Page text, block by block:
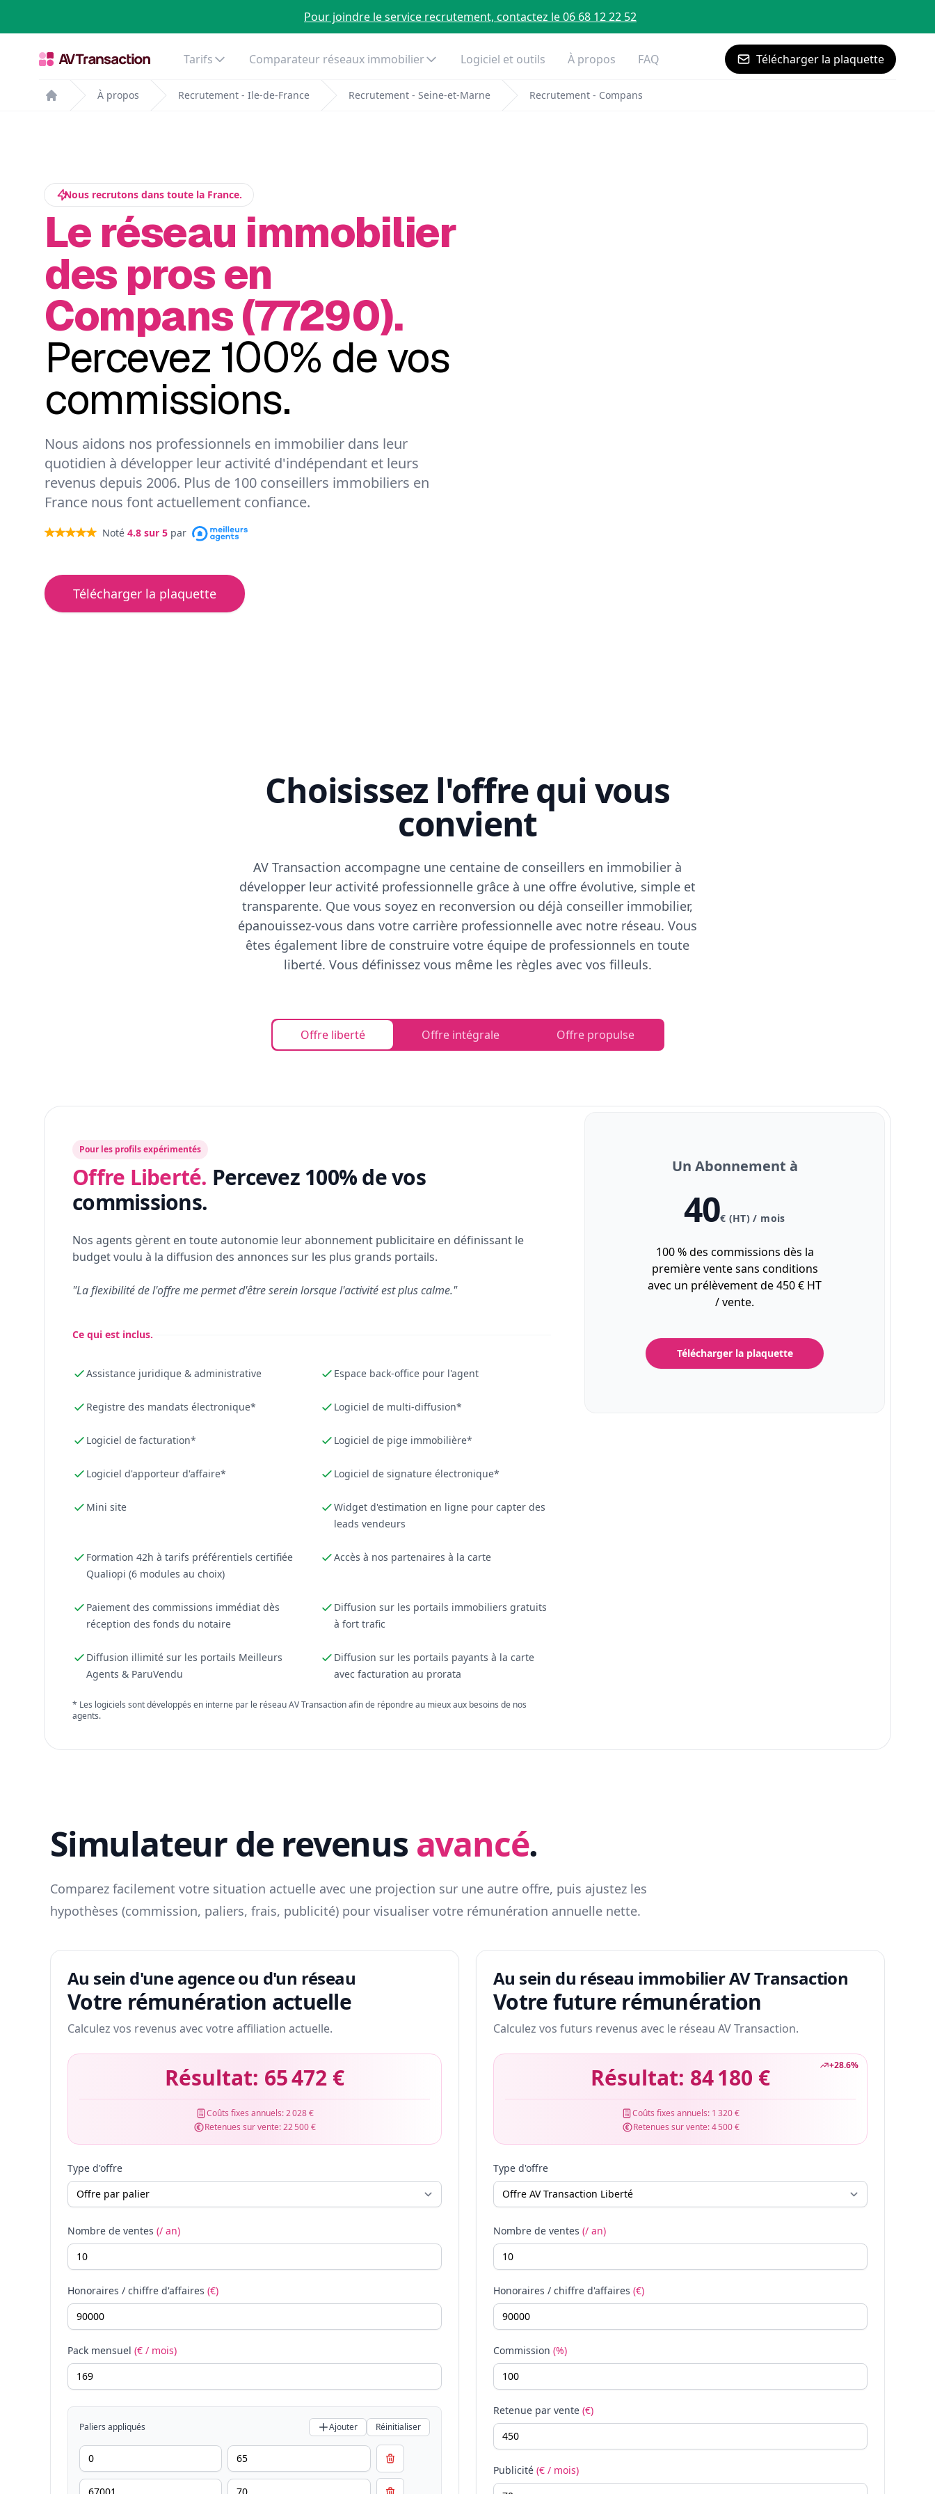
Pour joindre le service recrutement, contactez le 06 68 12 22 52
Tarifs Comparateur réseaux immobilier Logiciel et outils À propos FAQ Télécharger la plaquette
Home
À propos Recrutement - Ile-de-France Recrutement - Seine-et-Marne Recrutement - Compans
Nous recrutons dans toute la France.
Le réseau immobilier
des pros en
Compans (77290).
Percevez 100% de vos
commissions.
Nous aidons nos professionnels en immobilier dans leur
quotidien à développer leur activité d'indépendant et leurs
revenus depuis 2006. Plus de 100 conseillers immobiliers en
France nous font actuellement confiance.
Noté 4.8 sur 5 par
Télécharger la plaquette
Choisissez l'offre qui vous
convient
AV Transaction accompagne une centaine de conseillers en immobilier à
développer leur activité professionnelle grâce à une offre évolutive, simple et
transparente. Que vous soyez en reconversion ou déjà conseiller immobilier,
épanouissez-vous dans votre carrière professionnelle avec notre réseau. Vous
êtes également libre de construire votre équipe de professionnels en toute
liberté. Vous définissez vous même les règles avec vos filleuls.
Offre liberté Offre intégrale Offre propulse
Pour les profils expérimentés
Offre Liberté. Percevez 100% de vos
commissions.
Nos agents gèrent en toute autonomie leur abonnement publicitaire en définissant le
budget voulu à la diffusion des annonces sur les plus grands portails.
"La flexibilité de l'offre me permet d'être serein lorsque l'activité est plus calme."
Ce qui est inclus.
Assistance juridique & administrative Espace back-office pour l'agent
Registre des mandats électronique* Logiciel de multi-diffusion*
Logiciel de facturation* Logiciel de pige immobilière*
Logiciel d'apporteur d'affaire* Logiciel de signature électronique*
Mini site
Widget d'estimation en ligne pour capter des
leads vendeurs
Formation 42h à tarifs préférentiels certifiée
Qualiopi (6 modules au choix)
Accès à nos partenaires à la carte
Paiement des commissions immédiat dès
réception des fonds du notaire
Diffusion sur les portails immobiliers gratuits
à fort trafic
Diffusion illimité sur les portails Meilleurs
Agents & ParuVendu
Diffusion sur les portails payants à la carte
avec facturation au prorata
* Les logiciels sont développés en interne par le réseau AV Transaction afin de répondre au mieux aux besoins de nos
agents.
Un Abonnement à
40€ (HT) / mois
100 % des commissions dès la
première vente sans conditions
avec un prélèvement de 450 € HT
/ vente.
Télécharger la plaquette
Simulateur de revenus avancé.
Comparez facilement votre situation actuelle avec une projection sur une autre offre, puis ajustez les
hypothèses (commission, paliers, frais, publicité) pour visualiser votre rémunération annuelle nette.
Au sein d'une agence ou d'un réseau
Votre rémunération actuelle
Calculez vos revenus avec votre affiliation actuelle.
Résultat: 65 472 €
Coûts fixes annuels:2 028 €
Retenues sur vente:22 500 €
Type d'offre
Nombre de ventes (/ an)
Honoraires / chiffre d'affaires (€)
Pack mensuel (€ / mois)
Paliers appliqués Ajouter Réinitialiser
Au sein du réseau immobilier AV Transaction
Votre future rémunération
Calculez vos futurs revenus avec le réseau AV Transaction.
+28.6%
Résultat: 84 180 €
Coûts fixes annuels: 1 320 €
Retenues sur vente:4 500 €
Type d'offre
Nombre de ventes (/ an)
Honoraires / chiffre d'affaires (€)
Commission (%)
Retenue par vente (€)
Publicité (€ / mois)